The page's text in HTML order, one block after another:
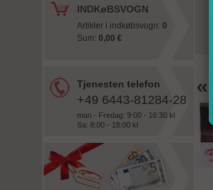
INDKøBSVOGN
Artikler i indkøbsvogn: 0
Sum: 0,00 €
Tjenesten telefon
+49 6443-81284-28
man - Fredag: 9:00 - 16:30 kl
Sa: 8:00 - 18:00 kl
«